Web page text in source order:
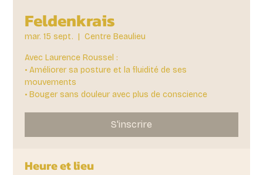
Feldenkrais
mar. 15 sept.
  |
Centre Beaulieu
Avec Laurence Roussel :
• Améliorer sa posture et la fluidité de ses
mouvements
• Bouger sans douleur avec plus de conscience
S'inscrire
Heure et lieu